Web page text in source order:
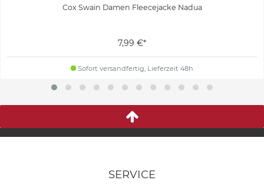
Cox Swain Damen Fleecejacke Nadua
7,99 €*
Sofort versandfertig, Lieferzeit 48h
SERVICE